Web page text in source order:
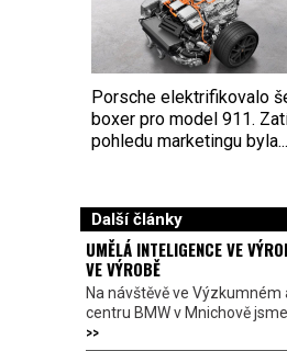
Porsche elektrifikovalo
boxer pro model 911.
pohledu marketingu byla...
Další články
UMĚLÁ INTELIGENCE VE
VE VÝROBĚ
Na návštěvě ve Výzkumném
centru BMW v Mnichově
>>